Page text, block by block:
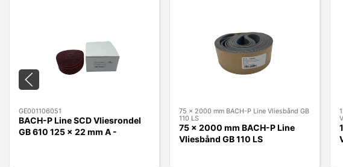
GE001106051
BACH-P Line SCD Vliesrondel
GB 610 125 x 22 mm A -
75 x 2000 mm BACH-P Line Vliesbånd GB
110 LS
75 x 2000 mm BACH-P Line
Vliesbånd GB 110 LS